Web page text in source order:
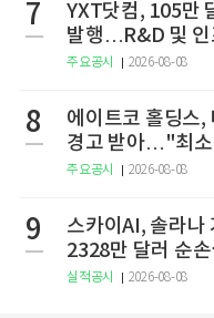
7
YXT닷컴, 105만
발행…R&D 및 인
주요공시 2026-08-08
8
에이트코 홀딩스,
경고 받아…"최
주요공시 2026-08-08
9
스카이AI, 솔라나
2328만 달러 순
사명·티커 변경 완
실적공시 2026-08-08